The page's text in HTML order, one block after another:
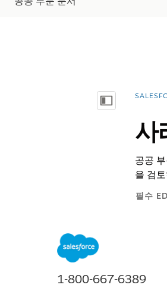
목차 표시 위치:
사
공공
을 검
필수
함
구
1-800-667-6389